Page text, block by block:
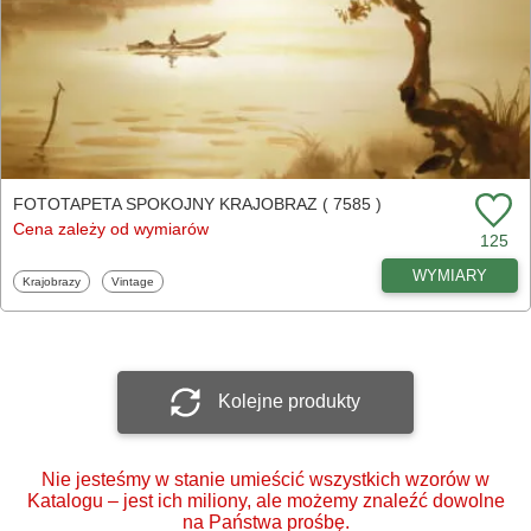
FOTOTAPETA SPOKOJNY KRAJOBRAZ ( 7585 )
Cena zależy od wymiarów
125
Fototapety
Krajobrazy Fototapety
Vintage WYMIARY
Kolejne produkty
Nie jesteśmy w stanie umieścić wszystkich wzorów w
Katalogu – jest ich miliony, ale możemy znaleźć dowolne
na Państwa prośbę.